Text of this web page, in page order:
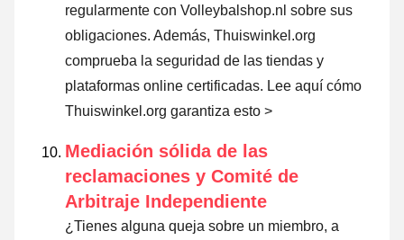
regularmente con Volleybalshop.nl sobre sus
obligaciones. Además, Thuiswinkel.org
comprueba la seguridad de las tiendas y
plataformas online certificadas. Lee aquí cómo
Thuiswinkel.org garantiza esto >
Mediación sólida de las
reclamaciones y Comité de
Arbitraje Independiente
¿Tienes alguna queja sobre un miembro, a